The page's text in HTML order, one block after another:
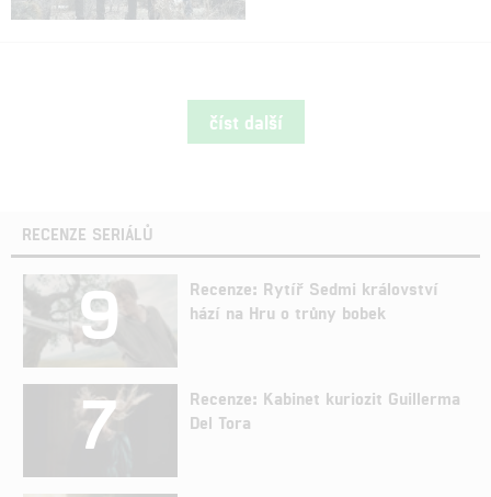
číst další
RECENZE SERIÁLŮ
9
Recenze: Rytíř Sedmi království
hází na Hru o trůny bobek
7
Recenze: Kabinet kuriozit Guillerma
Del Tora